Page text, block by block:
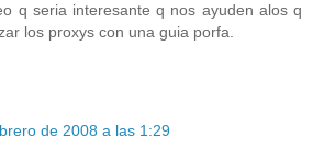
q seria interesante q nos ayuden alos q
los proxys con una guia porfa.
de 2008 a las 1:29